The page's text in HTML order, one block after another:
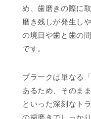
め、歯磨きの際に
磨き残しが発生し
の境目や歯と歯の
です。
プラークは単なる
あるため、そのま
といった深刻なト